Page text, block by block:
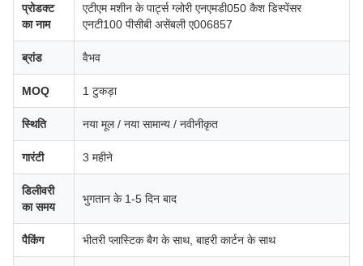
प्रोडक्ट
का नाम
एटीएम मशीन के पार्ट्स ग्लोरी एनएमडी050 कैश डिस्पेंसर
एनटी100 पीसीबी असेंबली ए006857
ब्रांड वैभव
MOQ 1 टुकड़ा
स्थिति नया मूल / नया सामान्य / नवीनीकृत
गारंटी 3 महीने
डिलीवरी
का समय
भुगतान के 1-5 दिन बाद
पैकिंग भीतरी प्लास्टिक बैग के साथ, बाहरी कार्टन के साथ